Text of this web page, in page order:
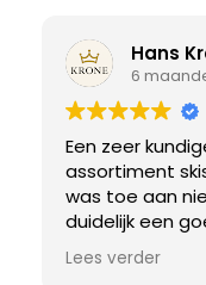
Hans
6
Een zeer
assortiment
was toe aan nieuwe schoenen en heb
duidelijk een
breedtemaat
tijd genomen
Lees verder